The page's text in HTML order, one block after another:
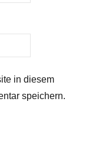
in diesem
speichern.